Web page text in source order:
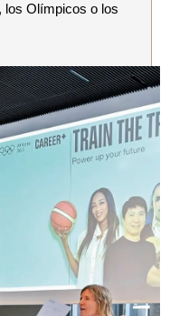
los Olímpicos o los